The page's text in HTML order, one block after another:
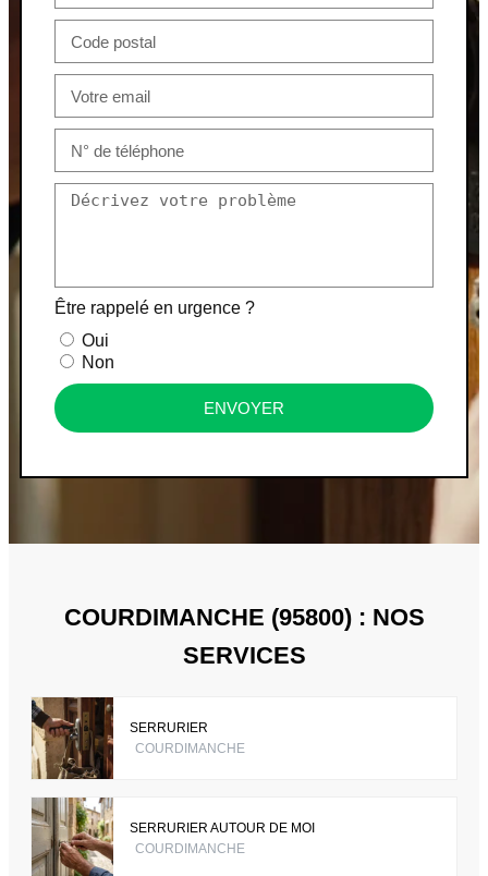
Être rappelé en urgence ?
Oui
Non
ENVOYER
COURDIMANCHE (95800) : NOS
SERVICES
SERRURIER
COURDIMANCHE
SERRURIER AUTOUR DE MOI
COURDIMANCHE